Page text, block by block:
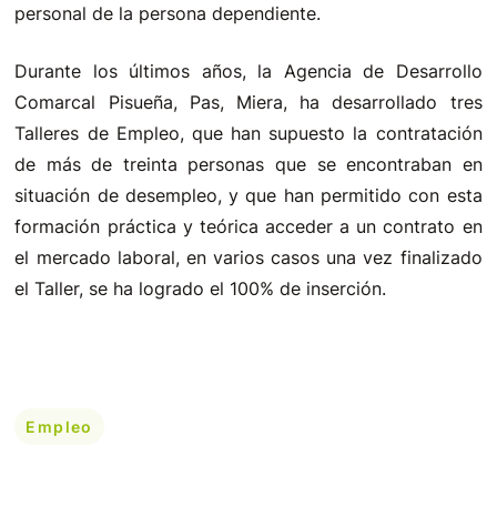
personal de la persona dependiente.
Durante los últimos años, la Agencia de Desarrollo
Comarcal Pisueña, Pas, Miera, ha desarrollado tres
Talleres de Empleo, que han supuesto la contratación
de más de treinta personas que se encontraban en
situación de desempleo, y que han permitido con esta
formación práctica y teórica acceder a un contrato en
el mercado laboral, en varios casos una vez finalizado
el Taller, se ha logrado el 100% de inserción.
Empleo